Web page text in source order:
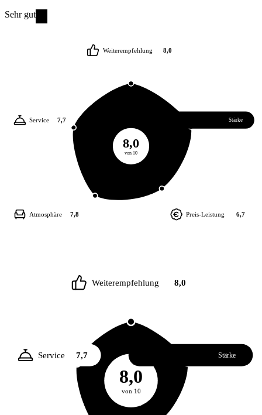
Sehr gut
8,0
von 10
Weiterempfehlung 8,0
Stärke
Preis-Leistung 6,7
Atmosphäre 7,8
Service 7,7
8,0
von 10
Weiterempfehlung 8,0
Stärke
Service 7,7